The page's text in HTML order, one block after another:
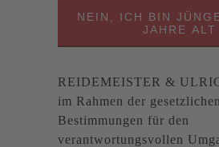
NEIN, ICH BIN
JAHRE ALT
REIDEMEISTER &
im Rahmen der gesetzlichen
Bestimmungen für den
verantwortungsvollen